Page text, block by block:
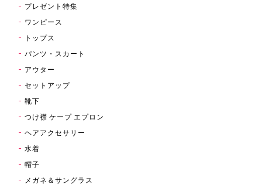
プレゼント特集
ワンピース
トップス
パンツ・スカート
アウター
セットアップ
靴下
つけ襟 ケープ エプロン
ヘアアクセサリー
水着
帽子
メガネ＆サングラス